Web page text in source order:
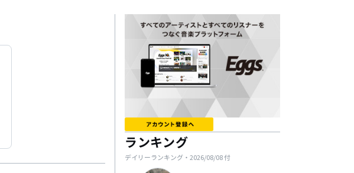
ランキング
デイリーランキング・ 2026/08/08付